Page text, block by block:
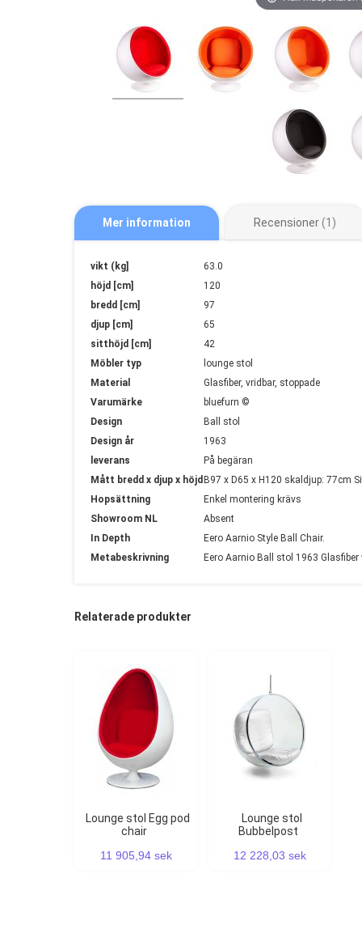
Mer information
Mer
information
vikt (kg]
63.0
höjd [cm]
120
bredd [cm]
97
djup [cm]
65
sitthöjd [cm]
42
Möbler typ
lounge stol
Material
Glasfiber, vridbar, stoppade
Varumärke
bluefurn ©
Design
Ball stol
Design år
1963
leverans
På begäran
Mått bredd x djup x höjd B97 x D65 x H120 skaldjup: 77cm
Hopsättning
Enkel montering krävs
Showroom NL
Absent
In Depth
Eero Aarnio Style Ball Chair.
Metabeskrivning
Eero Aarnio Ball stol 1963
Recensioner 1
Relaterade produkter
Lounge stol Egg pod
chair
11 905,94 sek
Lounge stol
Bubbelpost
12 228,03 sek